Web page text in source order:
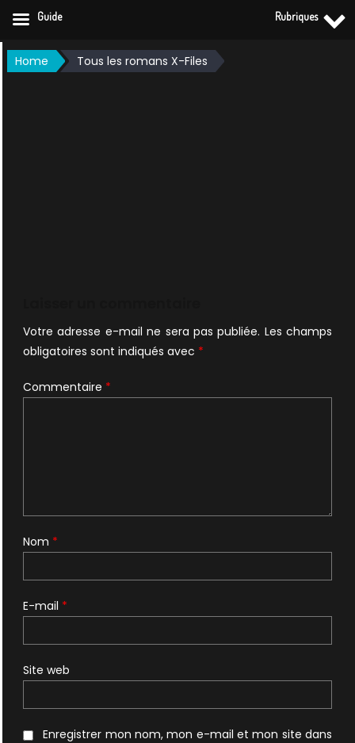
Skip
to Home Tous les romans X-Files
Votre adresse e-mail ne sera pas publiée. Les champs
obligatoires sont indiqués avec *
Commentaire *
Nom *
E-mail *
Site web
Enregistrer mon nom, mon e-mail et mon site dans
Guide Rubriques